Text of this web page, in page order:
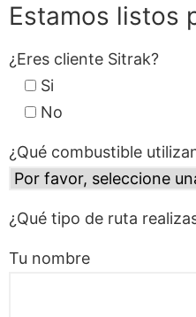
Estamos listos
¿Eres cliente Sitrak?
Si
No
¿Qué combustible
¿Qué tipo de ruta
Tu nombre